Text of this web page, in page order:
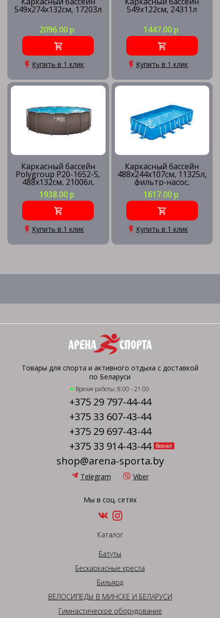
549х274х132см, 17203л
2096.00 р
Купить в 1 клик
549х122см, 24311л
1447.00 р
Купить в 1 клик
Каркасный бассейн
Polygroup P20-1652-S,
488х132см, 21006л,
песочный фильтр-
насос, лестница,
подстилка, тент,
наб.д/чистки, скиммер
1938.00 р
Купить в 1 клик
Каркасный бассейн
488х244х107см, 11325л,
фильтр-насос,
лестница, подстилка,
тент, скиммер
1617.00 р
Купить в 1 клик
Товары для спорта и активного отдыха с доставкой
по Беларуси
Время работы: 8.00 - 21.00
+375 29 797-44-44
+375 33 607-43-44
+375 29 697-43-44
+375 33 914-43-44
безнал
shop@arena-sporta.by
Telegram Viber
Мы в соц. сетях
Каталог
Батуты
Бескаркасные кресла
Бильярд
ВЕЛОСИПЕДЫ В МИНСКЕ И БЕЛАРУСИ
Гимнастическое оборудование